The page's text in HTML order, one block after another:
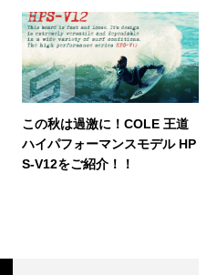
この秋は過激に！COLE 王道
ハイパフォーマンスモデル HP
S-V12をご紹介！！